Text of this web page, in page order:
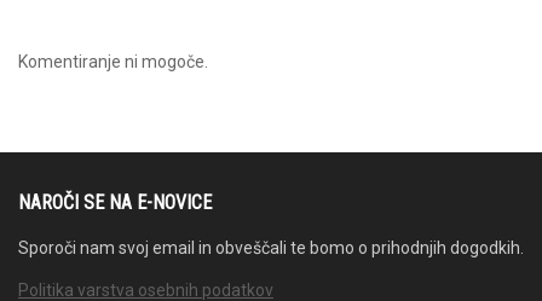
Komentiranje ni mogoče.
NAROČI SE NA E-NOVICE
Sporoči nam svoj email in obveščali te bomo o prihodnjih dogodkih.
Politika varstva osebnih podatkov